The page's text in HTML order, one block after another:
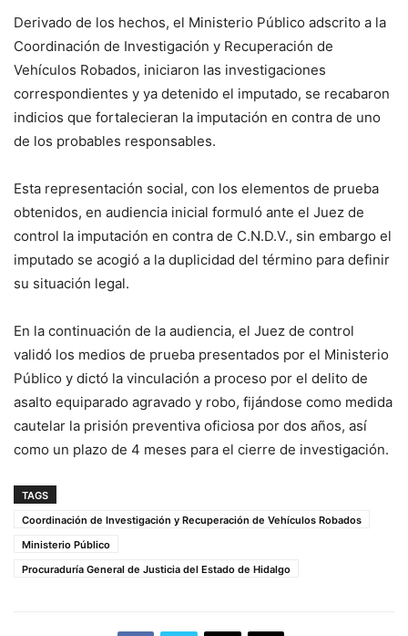
Derivado de los hechos, el Ministerio Público adscrito a la
Coordinación de Investigación y Recuperación de
Vehículos Robados, iniciaron las investigaciones
correspondientes y ya detenido el imputado, se recabaron
indicios que fortalecieran la imputación en contra de uno
de los probables responsables.
Esta representación social, con los elementos de prueba
obtenidos, en audiencia inicial formuló ante el Juez de
control la imputación en contra de C.N.D.V., sin embargo el
imputado se acogió a la duplicidad del término para definir
su situación legal.
En la continuación de la audiencia, el Juez de control
validó los medios de prueba presentados por el Ministerio
Público y dictó la vinculación a proceso por el delito de
asalto equiparado agravado y robo, fijándose como medida
cautelar la prisión preventiva oficiosa por dos años, así
como un plazo de 4 meses para el cierre de investigación.
TAGS
Coordinación de Investigación y Recuperación de Vehículos Robados
Ministerio Público
Procuraduría General de Justicia del Estado de Hidalgo